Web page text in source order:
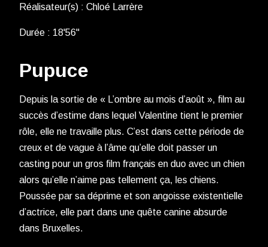
Réalisateur(s) : Chloé Larrère
Durée : 18'56''
Pupuce
Depuis la sortie de « L’ombre au mois d’août », film au
succès d’estime dans lequel Valentine tient le premier
rôle, elle ne travaille plus. C’est dans cette période de
creux et de vague à l’âme qu’elle doit passer un
casting pour un gros film français en duo avec un chien
alors qu’elle n’aime pas tellement ça, les chiens.
Poussée par sa déprime et son angoisse existentielle
d’actrice, elle part dans une quête canine absurde
dans Bruxelles.